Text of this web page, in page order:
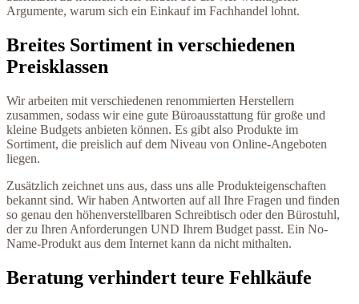
Argumente, warum sich ein Einkauf im Fachhandel lohnt.
Breites Sortiment in verschiedenen
Preisklassen
Wir arbeiten mit verschiedenen renommierten Herstellern
zusammen, sodass wir eine gute Büroausstattung für große und
kleine Budgets anbieten können. Es gibt also Produkte im
Sortiment, die preislich auf dem Niveau von Online-Angeboten
liegen.
Zusätzlich zeichnet uns aus, dass uns alle Produkteigenschaften
bekannt sind. Wir haben Antworten auf all Ihre Fragen und finden
so genau den höhenverstellbaren Schreibtisch oder den Bürostuhl,
der zu Ihren Anforderungen UND Ihrem Budget passt. Ein No-
Name-Produkt aus dem Internet kann da nicht mithalten.
Beratung verhindert teure Fehlkäufe